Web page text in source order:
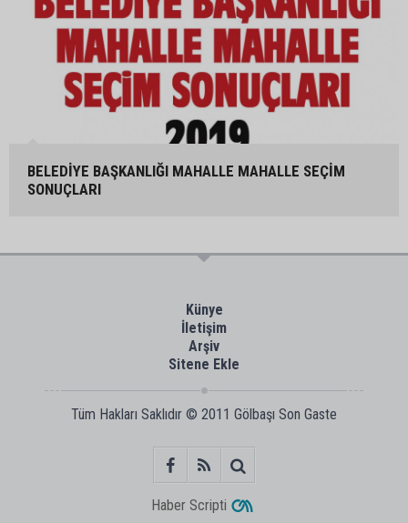
BELEDİYE BAŞKANLIĞI MAHALLE MAHALLE SEÇİM
SONUÇLARI
Künye
İletişim
Arşiv
Sitene Ekle
Tüm Hakları Saklıdır © 2011 Gölbaşı Son Gaste
Haber Scripti